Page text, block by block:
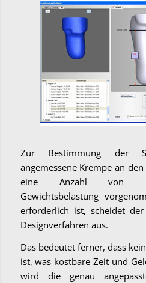
Zur Bestimmung der
angemessene Krempe an
eine Anzahl von
Gewichtsbelastung
erforderlich ist, scheidet
Designverfahren aus.
Das bedeutet ferner, dass
ist, was kostbare Zeit und
wird die genau